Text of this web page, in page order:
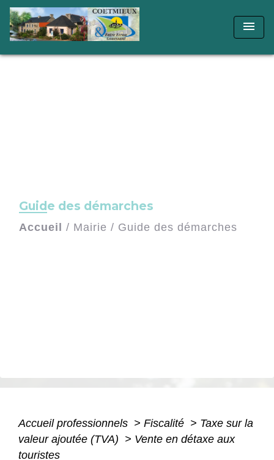
menu
Guide des démarches
Accueil / Mairie / Guide des démarches
Accueil professionnels > Fiscalité > Taxe sur la
valeur ajoutée (TVA) > Vente en détaxe aux
touristes